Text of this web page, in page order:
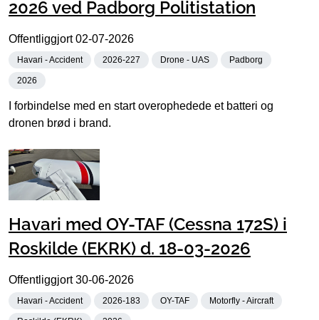
2026 ved Padborg Politistation
Offentliggjort02-07-2026
Havari - Accident 2026-227 Drone - UAS Padborg
2026
I forbindelse med en start overophedede et batteri og
dronen brød i brand.
Havari med OY-TAF (Cessna 172S) i
Roskilde (EKRK) d. 18-03-2026
Offentliggjort30-06-2026
Havari - Accident 2026-183 OY-TAF Motorfly - Aircraft